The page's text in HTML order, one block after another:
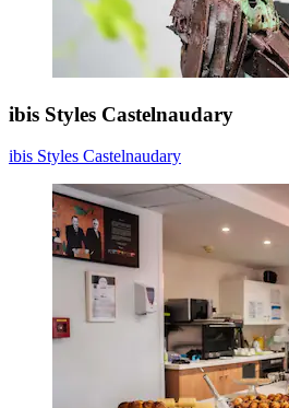
ibis Styles Castelnaudary
ibis Styles Castelnaudary